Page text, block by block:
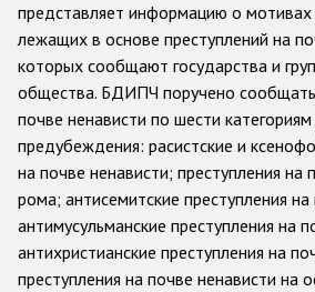
представляет информацию о
лежащих в основе преступлений на
которых сообщают государства и
общества. БДИПЧ поручено сообщать
почве ненависти по шести
предубеждения: расистские и
на почве ненависти; преступления на
рома; антисемитские преступления
антимусульманские преступления на
антихристианские преступления на
преступления на почве ненависти на